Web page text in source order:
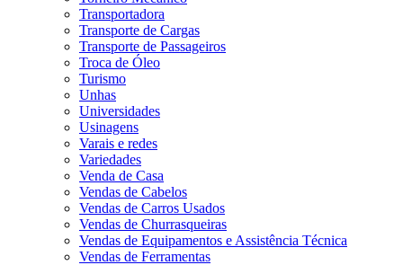
Transportadora
Transporte de Cargas
Transporte de Passageiros
Troca de Óleo
Turismo
Unhas
Universidades
Usinagens
Varais e redes
Variedades
Venda de Casa
Vendas de Cabelos
Vendas de Carros Usados
Vendas de Churrasqueiras
Vendas de Equipamentos e Assistência Técnica
Vendas de Ferramentas